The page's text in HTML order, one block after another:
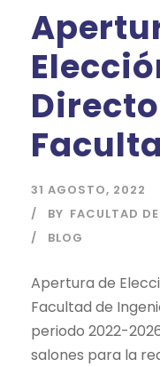
31 AGOSTO, 2022
BY FACULTAD
BLOG
Apertura de
Facultad de
periodo 2022-
salones para la